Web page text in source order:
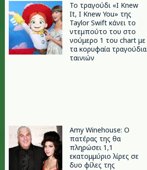
Το τραγούδι «I Knew
It, I Knew You» της
Taylor Swift κάνει το
ντεμπούτο του στο
νούμερο 1 του chart με
τα κορυφαία τραγούδια
ταινιών
Amy Winehouse: Ο
πατέρας της θα
πληρώσει 1,1
εκατομμύριο λίρες σε
δυο φίλες της